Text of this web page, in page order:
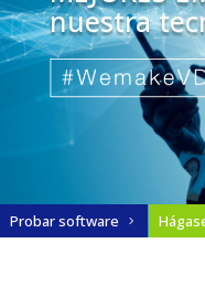
nuestra
Probar software